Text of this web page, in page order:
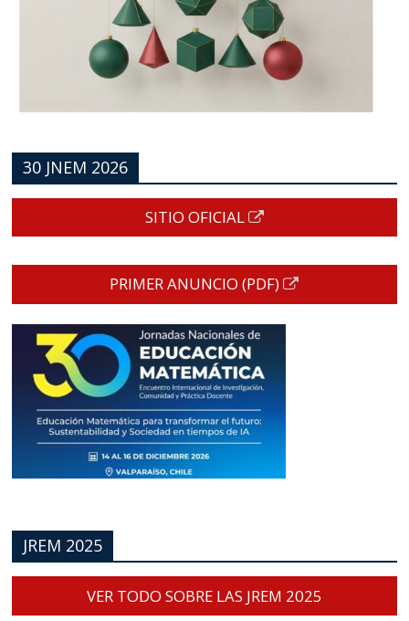
30 JNEM 2026
SITIO OFICIAL
PRIMER ANUNCIO (PDF)
JREM 2025
VER TODO SOBRE LAS JREM 2025